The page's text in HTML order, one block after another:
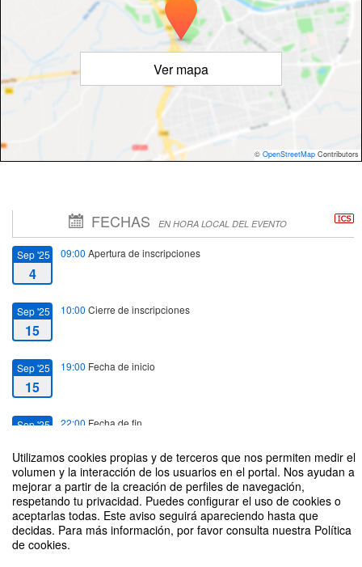
Utilizamos cookies propias y de terceros que nos permiten medir el
volumen y la interacción de los usuarios en el portal. Nos ayudan a
mejorar a partir de la creación de perfiles de navegación,
respetando tu privacidad. Puedes configurar el uso de cookies o
aceptarlas todas. Este aviso seguirá apareciendo hasta que
decidas. Para más información, por favor consulta nuestra Política
de cookies.
Ver mapa
© OpenStreetMap Contributors
FECHAS EN HORA LOCAL DEL EVENTO
Sep '25
4
09:00 Apertura de inscripciones
Sep '25
15
10:00 Cierre de inscripciones
Sep '25
15
19:00 Fecha de inicio
Sep '25 22:00 Fecha de fin
5° TORNEO INTERNO DE TENIS UDESA 2025